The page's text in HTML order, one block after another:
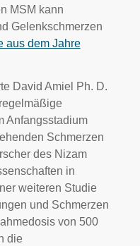
MSM kann
Gelenkschmerzen
aus dem Jahre
David Amiel Ph. D.
Anfangsstadium
Schmerzen
des Nizam
in
weiteren Studie
und Schmerzen
von 500
die